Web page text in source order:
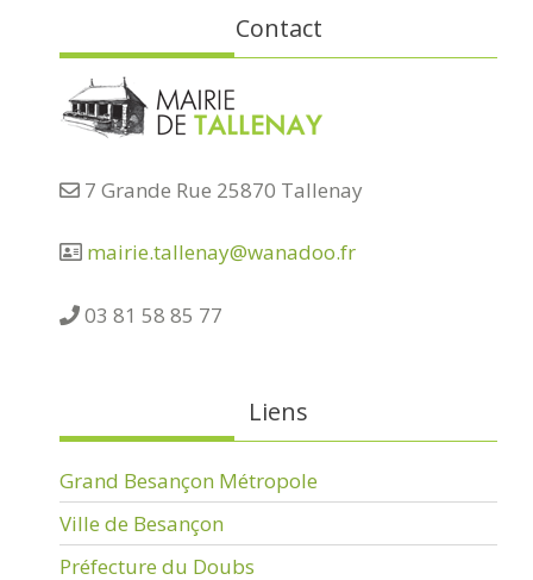
Contact
7 Grande Rue 25870 Tallenay
mairie.tallenay@wanadoo.fr
03 81 58 85 77
Liens
Grand Besançon Métropole
Ville de Besançon
Préfecture du Doubs